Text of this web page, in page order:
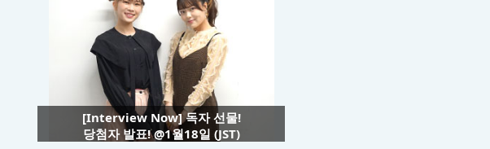
[Interview Now] 독자 선물!
당첨자 발표! @1월18일 (JST)